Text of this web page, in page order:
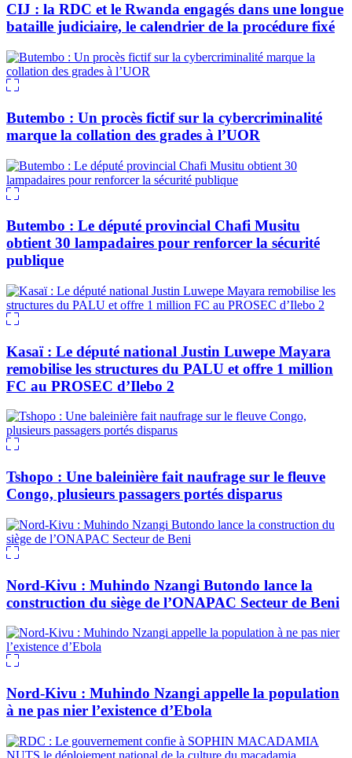
CIJ : la RDC et le Rwanda engagés dans une longue
bataille judiciaire, le calendrier de la procédure fixé
Butembo : Un procès fictif sur la cybercriminalité
marque la collation des grades à l’UOR
Butembo : Le député provincial Chafi Musitu
obtient 30 lampadaires pour renforcer la sécurité
publique
Kasaï : Le député national Justin Luwepe Mayara
remobilise les structures du PALU et offre 1 million
FC au PROSEC d’Ilebo 2
Tshopo : Une baleinière fait naufrage sur le fleuve
Congo, plusieurs passagers portés disparus
Nord-Kivu : Muhindo Nzangi Butondo lance la
construction du siège de l’ONAPAC Secteur de Beni
Nord-Kivu : Muhindo Nzangi appelle la population
à ne pas nier l’existence d’Ebola